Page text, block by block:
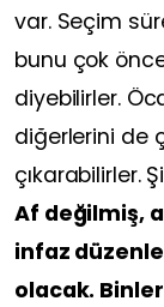
var. Seçim
bunu çok
diyebilirler.
diğerlerini de
çıkarabilirler.
Af değilmiş,
infaz
olacak.